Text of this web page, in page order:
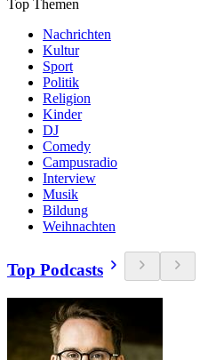
Top Themen
Nachrichten
Kultur
Sport
Politik
Religion
Kinder
DJ
Comedy
Campusradio
Interview
Musik
Bildung
Weihnachten
Top Podcasts